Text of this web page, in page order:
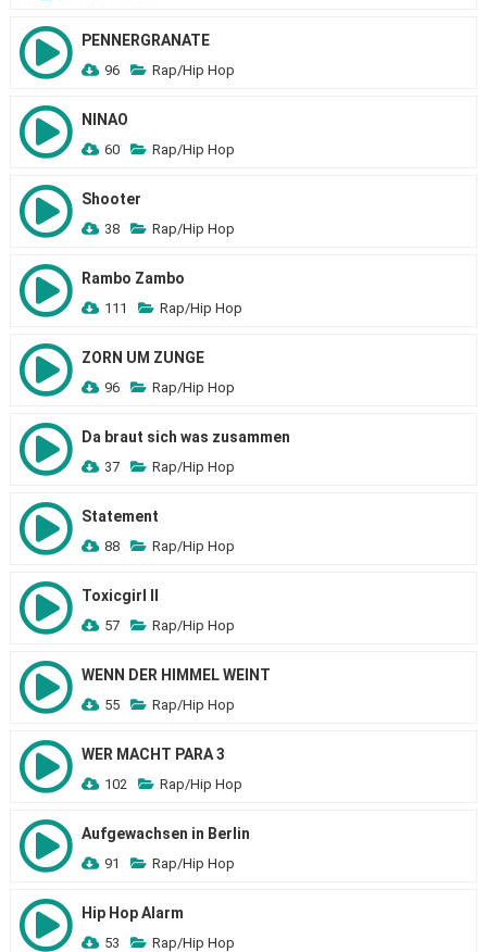
PENNERGRANATE
96 Rap/Hip Hop
NINAO
60 Rap/Hip Hop
Shooter
38 Rap/Hip Hop
Rambo Zambo
111 Rap/Hip Hop
ZORN UM ZUNGE
96 Rap/Hip Hop
Da braut sich was zusammen
37 Rap/Hip Hop
Statement
88 Rap/Hip Hop
Toxicgirl II
57 Rap/Hip Hop
WENN DER HIMMEL WEINT
55 Rap/Hip Hop
WER MACHT PARA 3
102 Rap/Hip Hop
Aufgewachsen in Berlin
91 Rap/Hip Hop
Hip Hop Alarm
53 Rap/Hip Hop